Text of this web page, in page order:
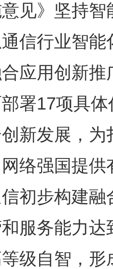
》坚持智
信行业智
应用创新
署17项具
新发展，
络强国提
初步构建
服务能力
级自智，